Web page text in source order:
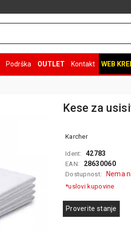
Podrška OUTLET Kontakt WEB
Kese za
Karcher
Ident: 42783
EAN: 28630060
Dostupnost: Nema
*uslovi kupovine
Proverite stanje